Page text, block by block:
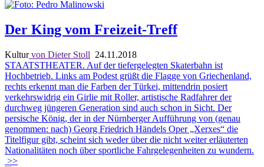
Der King vom Freizeit-Treff
Kulturvon Dieter Stoll 24.11.2018
STAATSTHEATER. Auf der tiefergelegten Skaterbahn ist
Hochbetrieb. Links am Podest grüßt die Flagge von Griechenland,
rechts erkennt man die Farben der Türkei, mittendrin posiert
verkehrswidrig ein Girlie mit Roller, artistische Radfahrer der
durchweg jüngeren Generation sind auch schon in Sicht. Der
persische König, der in der Nürnberger Aufführung von (genau
genommen: nach) Georg Friedrich Händels Oper „Xerxes“ die
Titelfigur gibt, scheint sich weder über die nicht weiter erläuterten
Nationalitäten noch über sportliche Fahrgelegenheiten zu wundern.
>>